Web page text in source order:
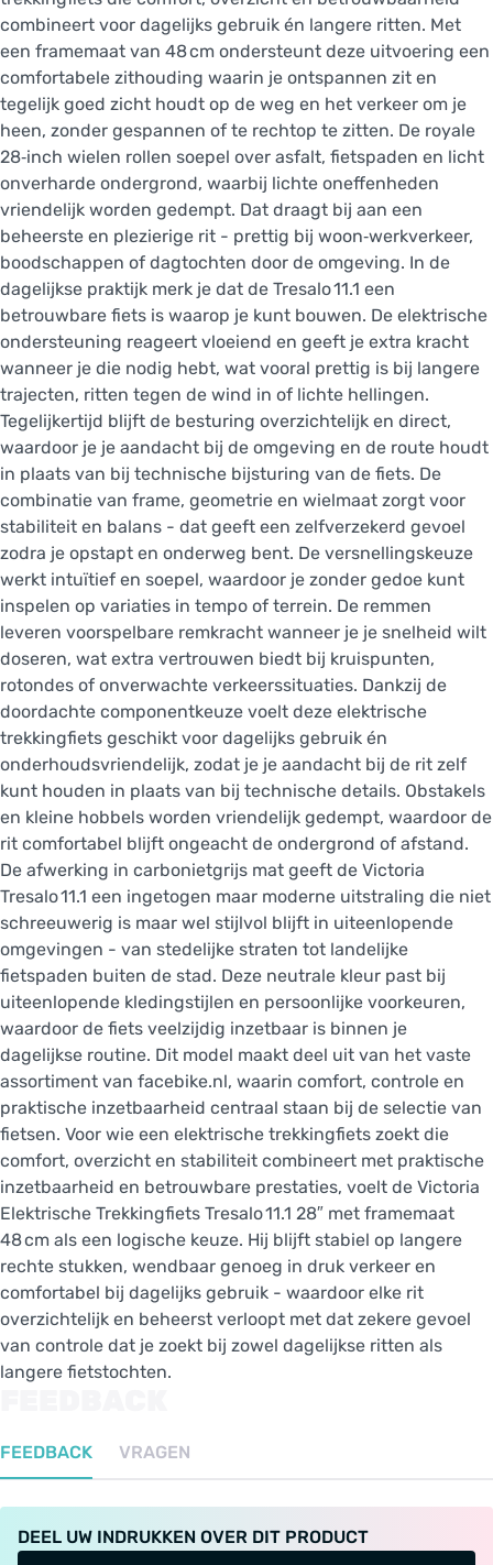
combineert voor dagelijks gebruik én langere ritten. Met
een framemaat van 48 cm ondersteunt deze uitvoering een
comfortabele zithouding waarin je ontspannen zit en
tegelijk goed zicht houdt op de weg en het verkeer om je
heen, zonder gespannen of te rechtop te zitten. De royale
28‑inch wielen rollen soepel over asfalt, fietspaden en licht
onverharde ondergrond, waarbij lichte oneffenheden
vriendelijk worden gedempt. Dat draagt bij aan een
beheerste en plezierige rit - prettig bij woon‑werkverkeer,
boodschappen of dagtochten door de omgeving. In de
dagelijkse praktijk merk je dat de Tresalo 11.1 een
betrouwbare fiets is waarop je kunt bouwen. De elektrische
ondersteuning reageert vloeiend en geeft je extra kracht
wanneer je die nodig hebt, wat vooral prettig is bij langere
trajecten, ritten tegen de wind in of lichte hellingen.
Tegelijkertijd blijft de besturing overzichtelijk en direct,
waardoor je je aandacht bij de omgeving en de route houdt
in plaats van bij technische bijsturing van de fiets. De
combinatie van frame, geometrie en wielmaat zorgt voor
stabiliteit en balans - dat geeft een zelfverzekerd gevoel
zodra je opstapt en onderweg bent. De versnellingskeuze
werkt intuïtief en soepel, waardoor je zonder gedoe kunt
inspelen op variaties in tempo of terrein. De remmen
leveren voorspelbare remkracht wanneer je je snelheid wilt
doseren, wat extra vertrouwen biedt bij kruispunten,
rotondes of onverwachte verkeerssituaties. Dankzij de
doordachte componentkeuze voelt deze elektrische
trekkingfiets geschikt voor dagelijks gebruik én
onderhoudsvriendelijk, zodat je je aandacht bij de rit zelf
kunt houden in plaats van bij technische details. Obstakels
en kleine hobbels worden vriendelijk gedempt, waardoor de
rit comfortabel blijft ongeacht de ondergrond of afstand.
De afwerking in carbonietgrijs mat geeft de Victoria
Tresalo 11.1 een ingetogen maar moderne uitstraling die niet
schreeuwerig is maar wel stijlvol blijft in uiteenlopende
omgevingen - van stedelijke straten tot landelijke
fietspaden buiten de stad. Deze neutrale kleur past bij
uiteenlopende kledingstijlen en persoonlijke voorkeuren,
waardoor de fiets veelzijdig inzetbaar is binnen je
dagelijkse routine. Dit model maakt deel uit van het vaste
assortiment van facebike.nl, waarin comfort, controle en
praktische inzetbaarheid centraal staan bij de selectie van
fietsen. Voor wie een elektrische trekkingfiets zoekt die
comfort, overzicht en stabiliteit combineert met praktische
inzetbaarheid en betrouwbare prestaties, voelt de Victoria
Elektrische Trekkingfiets Tresalo 11.1 28″ met framemaat
48 cm als een logische keuze. Hij blijft stabiel op langere
rechte stukken, wendbaar genoeg in druk verkeer en
comfortabel bij dagelijks gebruik - waardoor elke rit
overzichtelijk en beheerst verloopt met dat zekere gevoel
van controle dat je zoekt bij zowel dagelijkse ritten als
langere fietstochten.
FEEDBACK VRAGEN
DEEL UW INDRUKKEN OVER DIT PRODUCT